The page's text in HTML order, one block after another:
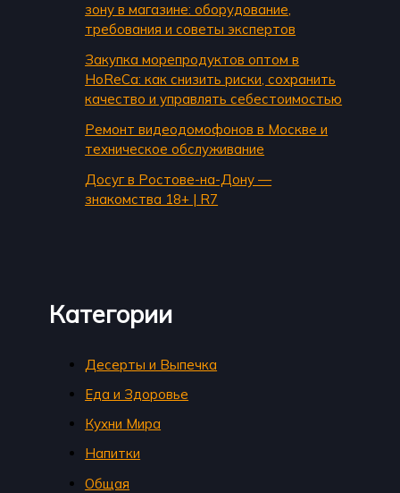
зону в магазине: оборудование,
требования и советы экспертов
Закупка морепродуктов оптом в
HoReCa: как снизить риски, сохранить
качество и управлять себестоимостью
Ремонт видеодомофонов в Москве и
техническое обслуживание
Досуг в Ростове-на-Дону —
знакомства 18+ | R7
Категории
Десерты и Выпечка
Еда и Здоровье
Кухни Мира
Напитки
Общая